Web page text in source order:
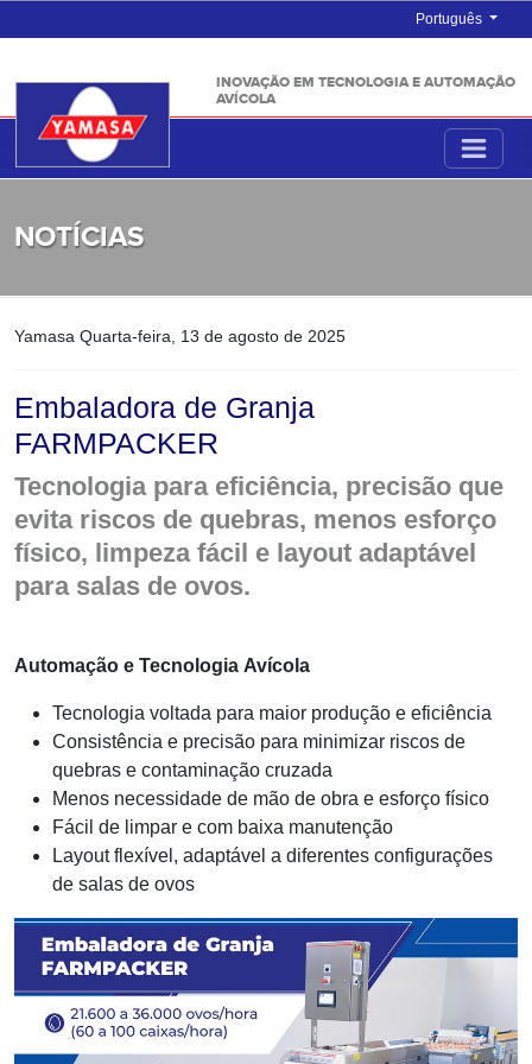
Português
INOVAÇÃO EM TECNOLOGIA E AUTOMAÇÃO
AVÍCOLA
NOTÍCIAS
Yamasa Quarta-feira, 13 de agosto de 2025
Embaladora de Granja
FARMPACKER
Tecnologia para eficiência, precisão que
evita riscos de quebras, menos esforço
físico, limpeza fácil e layout adaptável
para salas de ovos.
Automação e Tecnologia Avícola
Tecnologia voltada para maior produção e eficiência
Consistência e precisão para minimizar riscos de
quebras e contaminação cruzada
Menos necessidade de mão de obra e esforço físico
Fácil de limpar e com baixa manutenção
Layout flexível, adaptável a diferentes configurações
de salas de ovos